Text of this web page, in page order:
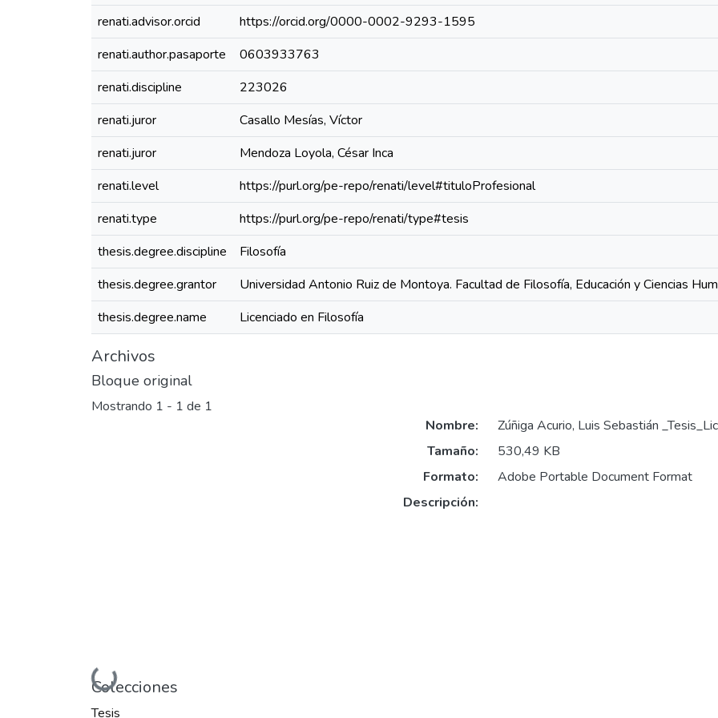
renati.advisor.orcid
https://orcid.org/0000-0002-9293-1595
renati.author.pasaporte
0603933763
renati.discipline
223026
renati.juror
Casallo Mesías, Víctor
renati.juror
Mendoza Loyola, César Inca
renati.level
https://purl.org/pe-repo/renati/level#tituloProfesional
renati.type
https://purl.org/pe-repo/renati/type#tesis
thesis.degree.discipline
Filosofía
thesis.degree.grantor
Universidad Antonio Ruiz de Montoya. Facultad de Filosofía, Educación y Ciencias
thesis.degree.name
Licenciado en Filosofía
Archivos
Bloque original
Mostrando 1 - 1 de 1
Cargando...
Nombre:
Zúñiga Acurio, Luis Sebastián
Tamaño:
530,49 KB
Formato:
Adobe Portable Document Format
Descripción:
Colecciones
Tesis